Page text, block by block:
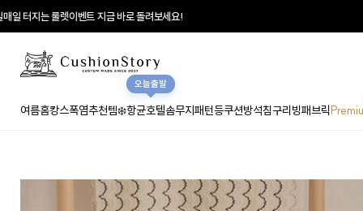
터지는 룰렛이벤트 지금 바로 돌려보세요!
여름홈캉스폭염추천템❄️항균호텔솜
오늘출발
무지패턴등쿠션방석침구리빙패브릭